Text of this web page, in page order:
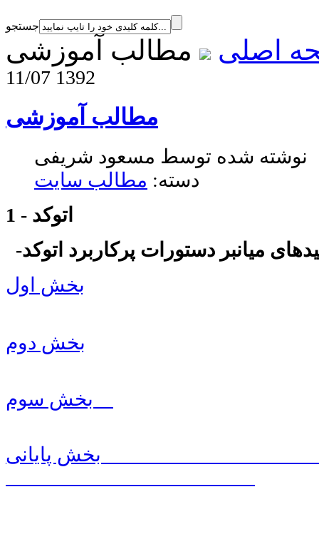
جستجو
اصلی مطالب آموزشی
11/07 1392
مطالب آموزشی
نوشته شده توسط مسعود شریفی
دسته: مطالب سایت
1 - اتوکد
میانبر دستورات پرکاربرد اتوکد
بخش اول
بخش دوم